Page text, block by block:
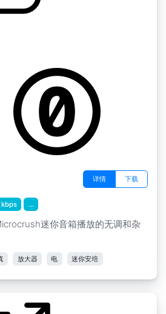
详情 下载
...
迷你音箱播放的无调和杂
放大器 电 迷你安培